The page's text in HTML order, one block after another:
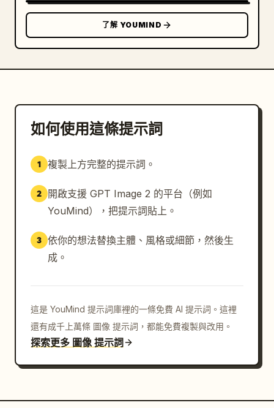
了解 YOUMIND
如何使用這條提示詞
1 複製上方完整的提示詞。
2
開啟支援 GPT Image 2 的平台（例如
YouMind），把提示詞貼上。
3 依你的想法替換主體、風格或細節，然後生
成。
這是 YouMind 提示詞庫裡的一條免費 AI 提示詞。這裡
還有成千上萬條 圖像 提示詞，都能免費複製與改用。
探索更多 圖像 提示詞